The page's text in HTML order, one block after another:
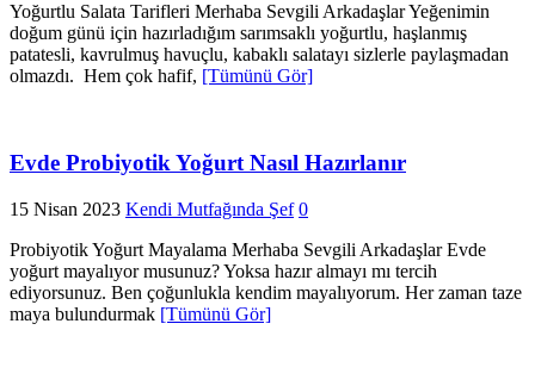
Yoğurtlu Salata Tarifleri Merhaba Sevgili Arkadaşlar Yeğenimin
doğum günü için hazırladığım sarımsaklı yoğurtlu, haşlanmış
patatesli, kavrulmuş havuçlu, kabaklı salatayı sizlerle paylaşmadan
olmazdı. Hem çok hafif, [Tümünü Gör]
Evde Probiyotik Yoğurt Nasıl Hazırlanır
15 Nisan 2023 Kendi Mutfağında Şef 0
Probiyotik Yoğurt Mayalama Merhaba Sevgili Arkadaşlar Evde
yoğurt mayalıyor musunuz? Yoksa hazır almayı mı tercih
ediyorsunuz. Ben çoğunlukla kendim mayalıyorum. Her zaman taze
maya bulundurmak [Tümünü Gör]